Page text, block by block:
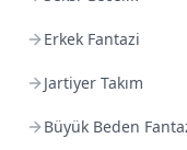
Erkek Fantazi
Jartiyer Takım
Büyük Beden
Kargo Bedava
Sepette %25
Son Gün!